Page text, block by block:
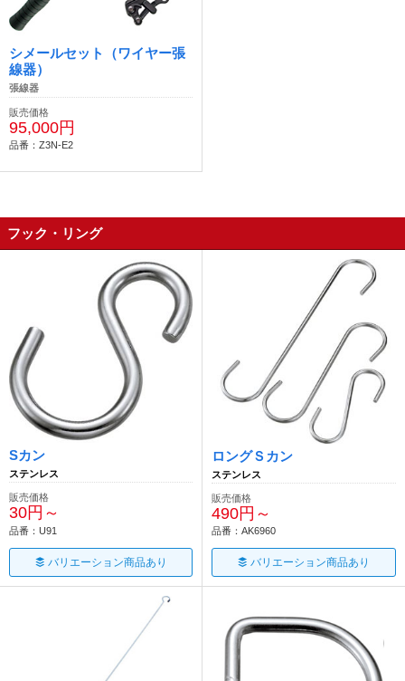
シメールセット（ワイヤー張
線器）
張線器
販売価格
95,000円
品番：Z3N-E2
フック・リング
Sカン
ステンレス
販売価格
30円～
品番：U91
バリエーション商品あり
ロングＳカン
ステンレス
販売価格
490円～
品番：AK6960
バリエーション商品あり